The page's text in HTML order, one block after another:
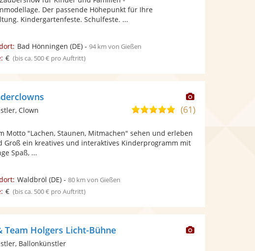
Der passende Höhepunkt für Ihre
Kindergartenfeste. Schulfeste. ...
Bad Hönningen (DE)- 94 km von Gießen
€ (bis ca. 500 € pro Auftritt)
Dieser
Künstler
5,0
5
Sternen
(61)
Clown
Motto "Lachen, Staunen, Mitmachen" sehen und erleben
Groß ein kreatives und interaktives Kinderprogramm mit
Spaß, ...
Waldbröl (DE)- 80 km von Gießen
€ (bis ca. 500 € pro Auftritt)
Dieser
Team Holgers Licht-Bühne
Ballonkünstler